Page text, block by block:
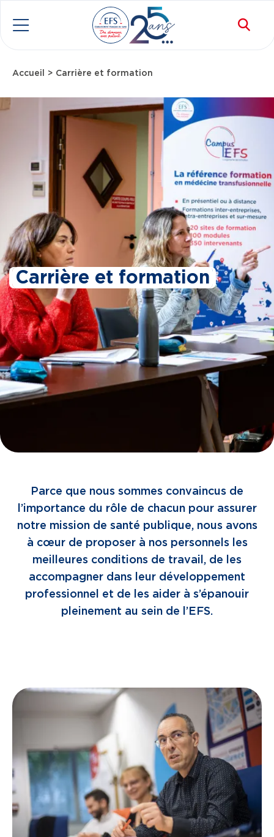
Aller au contenu principal
Fil d'Ariane
Accueil Carrière et formation
Carrière et formation
Parce que nous sommes convaincus de
l’importance du rôle de chacun pour assurer
notre mission de santé publique, nous avons
à cœur de proposer à nos personnels les
meilleures conditions de travail, de les
accompagner dans leur développement
professionnel et de les aider à s’épanouir
pleinement au sein de l’EFS.